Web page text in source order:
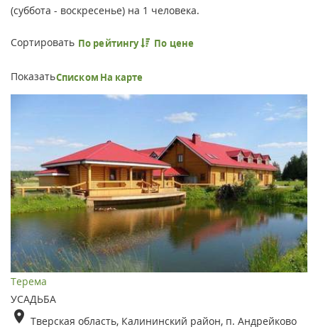
(суббота - воскресенье) на 1 человека.
Сортировать По рейтингу По цене
ПоказатьСписком На карте
Терема
УСАДЬБА
Тверская область, Калининский район, п. Андрейково